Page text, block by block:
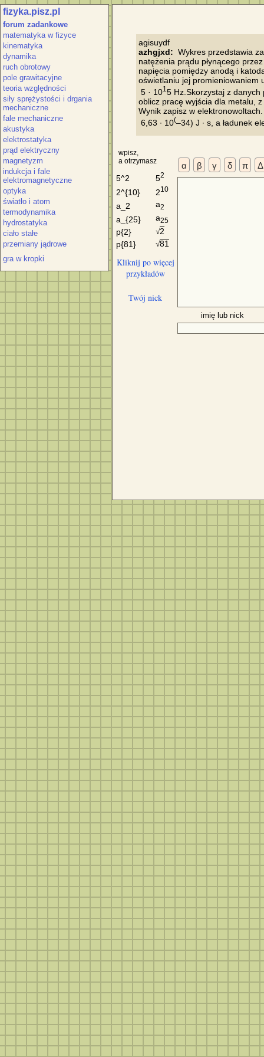
fizyka.pisz.pl
forum zadankowe
matematyka w fizyce
kinematyka
dynamika
ruch obrotowy
pole grawitacyjne
teoria względności
siły sprężystości i drgania
mechaniczne
fale mechaniczne
akustyka
elektrostatyka
prąd elektryczny
magnetyzm
indukcja i fale
elektromagnetyczne
optyka
światło i atom
termodynamika
hydrostatyka
ciało stałe
przemiany jądrowe
gra w kropki
azhgjxd:
Wykres przedstawia
natężenia prądu płynącego
napięcia pomiędzy anodą i
oświetlaniu jej promieniowaniem
5 · 101 5 Hz.Skorzystaj z
oblicz pracę wyjścia dla metalu,
Wynik zapisz w
6,63 ∙ 10(–34) J ∙ s, a ładunek
α β γ δ π Δ
imię lub nick
wpisz,
a otrzymasz
5^2 52
2^{10} 210
a_2 a2
a_{25} a25
p{2} √2
p{81}
√81
Kliknij po więcej
przykładów
Twój nick